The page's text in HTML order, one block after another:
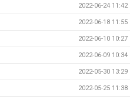
2022-06-24 11:42
2022-06-18 11:55
2022-06-10 10:27
2022-06-09 10:34
2022-05-30 13:29
2022-05-25 11:38